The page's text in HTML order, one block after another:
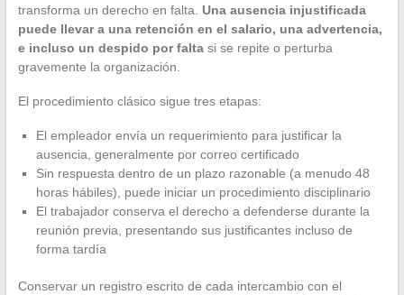
transforma un derecho en falta. Una ausencia injustificada
puede llevar a una retención en el salario, una advertencia,
e incluso un despido por faltasi se repite o perturba
gravemente la organización.
El procedimiento clásico sigue tres etapas:
El empleador envía un requerimiento para justificar la
ausencia, generalmente por correo certificado
Sin respuesta dentro de un plazo razonable (a menudo 48
horas hábiles), puede iniciar un procedimiento disciplinario
El trabajador conserva el derecho a defenderse durante la
reunión previa, presentando sus justificantes incluso de
forma tardía
Conservar un registro escrito de cada intercambio con el